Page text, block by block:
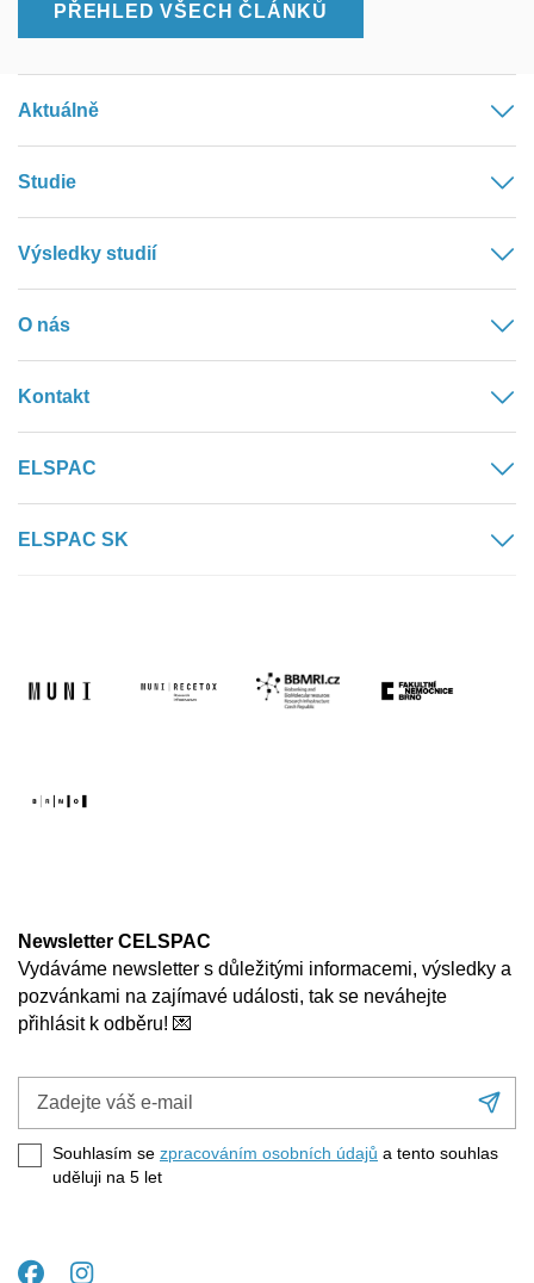
PŘEHLED VŠECH ČLÁNKŮ
Aktuálně
Studie
Výsledky studií
O nás
Kontakt
ELSPAC
ELSPAC SK
Newsletter CELSPAC
Vydáváme newsletter s důležitými informacemi, výsledky a
pozvánkami na zajímavé události, tak se neváhejte
přihlásit k odběru! 💌
e-
mail
Souhlasím se zpracováním osobních údajů a tento souhlas
uděluji na 5 let
Facebook
Instagram